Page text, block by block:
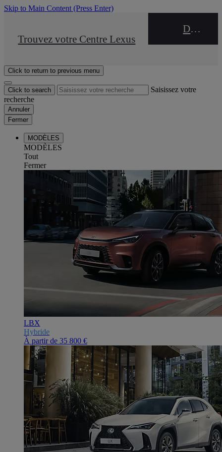
Skip to Main Content (Press Enter)
STOP DRIVE Takata
Trouvez votre Centre Lexus
DEALER NAME
Click to return to previous menu
Click to search
Saisissez votre
recherche
Annuler
Fermer
MODÈLES
MODÈLES
Tout
Fermer
LBX
Hybride
À partir de 35 800 €